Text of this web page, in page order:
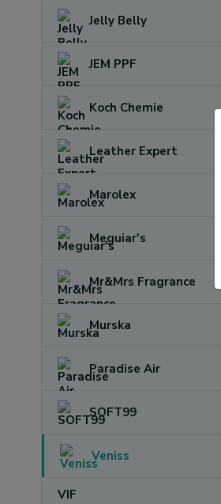
Jelly Belly
JEM PPF
Koch Chemie
Leather Expert
Marolex
Meguiar's
Mr&Mrs Fragrance
Murska
Paradise Air
SOFT99
Veniss
VIF